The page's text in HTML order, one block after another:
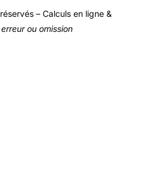
– Calculs en ligne &
ou omission